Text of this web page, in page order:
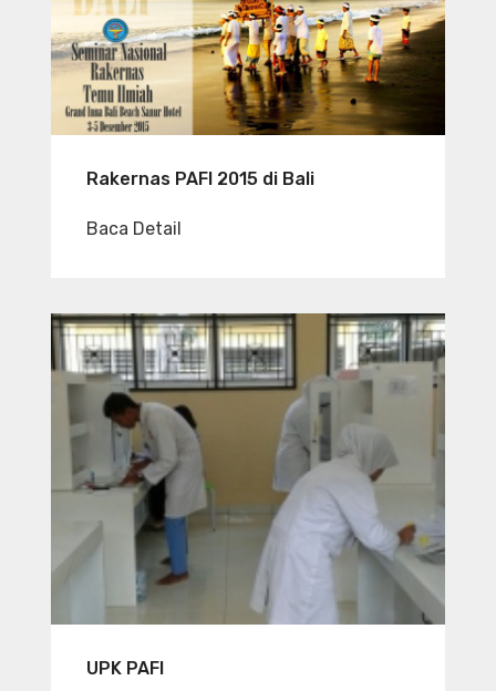
Rakernas PAFI 2015 di Bali
Baca Detail
UPK PAFI